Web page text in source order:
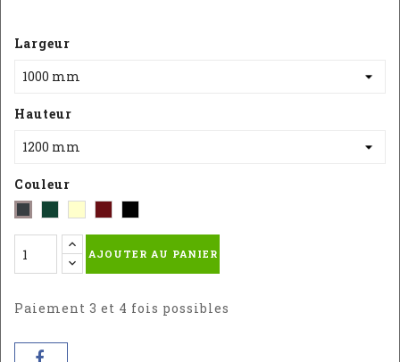
Largeur
Hauteur
Couleur
Gris
-
RAL
7016
-
RAL
6005
-
RAL
-
RAL
Sablé
RAL
AJOUTER AU PANIER
Paiement 3 et 4 fois possibles